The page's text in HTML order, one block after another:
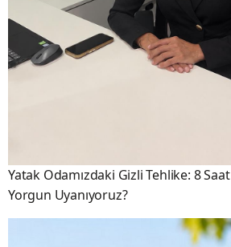
Yatak Odamızdaki Gizli Tehlike: 8
Yorgun Uyanıyoruz?